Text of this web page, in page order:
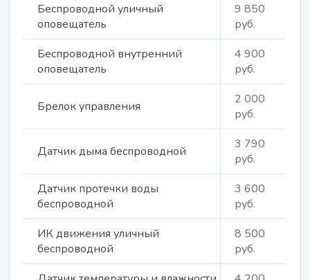
Беспроводной уличный
оповещатель
9 850
руб.
Беспроводной внутренний
оповещатель
4 900
руб.
Брелок управления
2 000
руб.
Датчик дыма беспроводной
3 790
руб.
Датчик протечки воды
беспроводной
3 600
руб.
ИК движения уличный
беспроводной
8 500
руб.